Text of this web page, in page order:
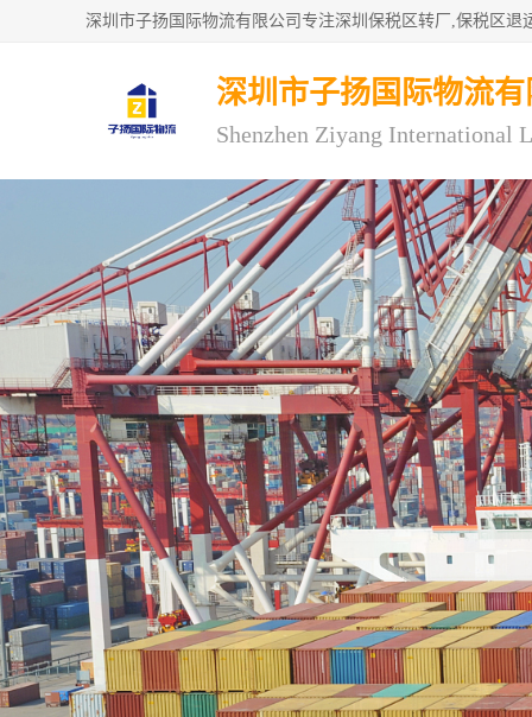
深圳市子扬国际物流
Shenzhen Ziyang International